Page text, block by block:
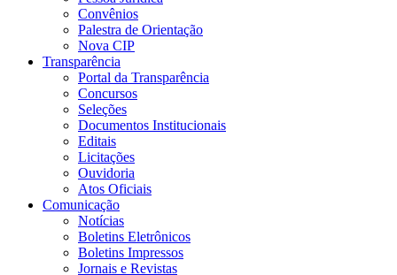
Convênios
Palestra de Orientação
Nova CIP
Transparência
Portal da Transparência
Concursos
Seleções
Documentos Institucionais
Editais
Licitações
Ouvidoria
Atos Oficiais
Comunicação
Notícias
Boletins Eletrônicos
Boletins Impressos
Jornais e Revistas